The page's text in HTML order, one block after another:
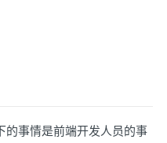
的事情是前端开发人员的事